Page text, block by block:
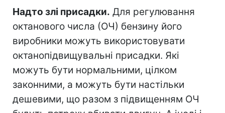
Надто злі присадки. Для регулювання
октанового числа (ОЧ) бензину його
виробники можуть використовувати
октанопідвищувальні присадки. Які
можуть бути нормальними, цілком
законними, а можуть бути настільки
дешевими, що разом з підвищенням ОЧ